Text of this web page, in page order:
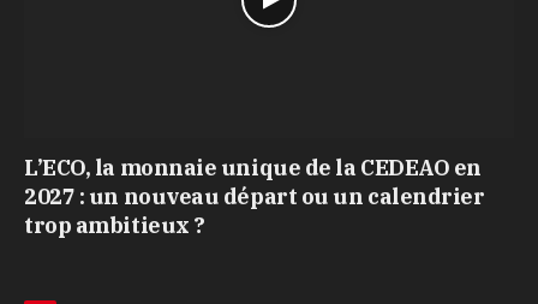
L’ECO, la monnaie unique de la CEDEAO en
2027 : un nouveau départ ou un calendrier
trop ambitieux ?